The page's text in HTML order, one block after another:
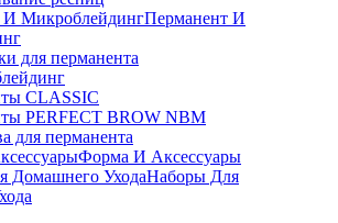
Перманент И
для перманента
CLASSIC
PERFECT BROW NBM
для перманента
Форма И Аксессуары
Наборы Для